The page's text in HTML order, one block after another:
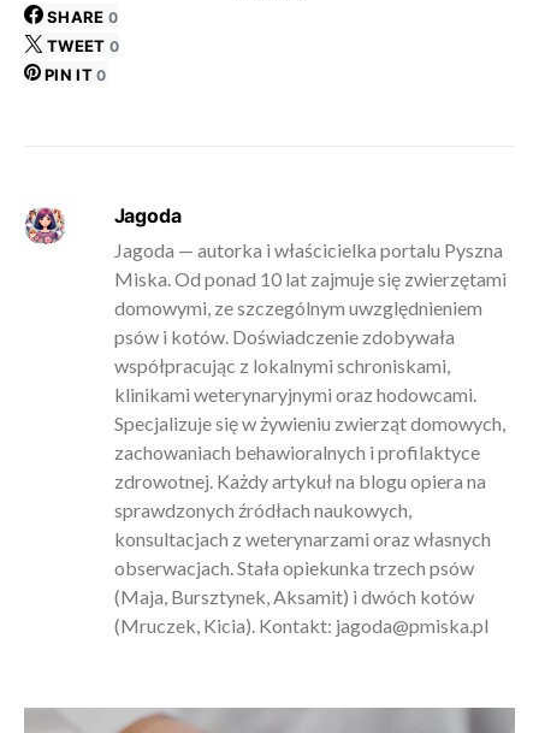
SHARE 0
TWEET 0
PIN IT 0
Jagoda
Jagoda — autorka i właścicielka portalu Pyszna
Miska. Od ponad 10 lat zajmuje się zwierzętami
domowymi, ze szczególnym uwzględnieniem
psów i kotów. Doświadczenie zdobywała
współpracując z lokalnymi schroniskami,
klinikami weterynaryjnymi oraz hodowcami.
Specjalizuje się w żywieniu zwierząt domowych,
zachowaniach behawioralnych i profilaktyce
zdrowotnej. Każdy artykuł na blogu opiera na
sprawdzonych źródłach naukowych,
konsultacjach z weterynarzami oraz własnych
obserwacjach. Stała opiekunka trzech psów
(Maja, Bursztynek, Aksamit) i dwóch kotów
(Mruczek, Kicia). Kontakt: jagoda@pmiska.pl